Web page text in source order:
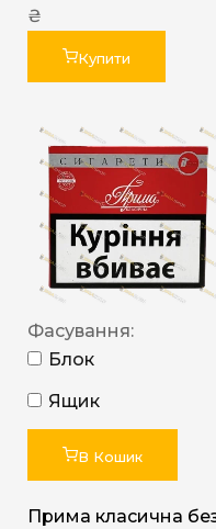
₴
Купити
Фасування:
Блок
Ящик
В Кошик
Прима класична